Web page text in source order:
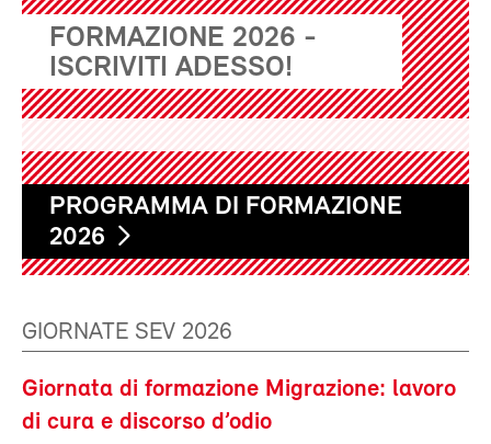
FORMAZIONE 2026 -
ISCRIVITI ADESSO!
PROGRAMMA DI FORMAZIONE
2026
GIORNATE SEV 2026
Giornata di formazione Migrazione: lavoro
di cura e discorso d’odio